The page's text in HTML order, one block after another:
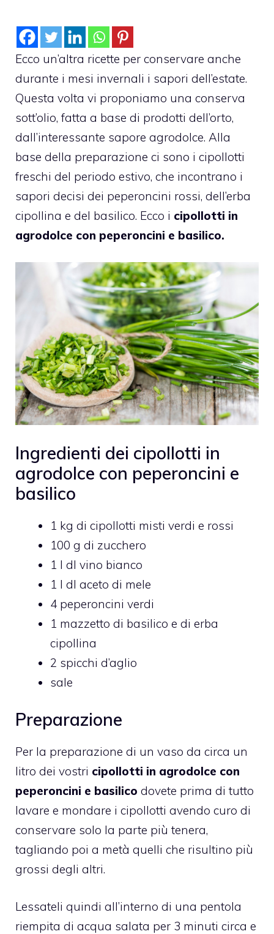
Ecco un’altra ricette per conservare anche
durante i mesi invernali i sapori dell’estate.
Questa volta vi proponiamo una conserva
sott’olio, fatta a base di prodotti dell’orto,
dall’interessante sapore agrodolce. Alla
base della preparazione ci sono i cipollotti
freschi del periodo estivo, che incontrano i
sapori decisi dei peperoncini rossi, dell’erba
cipollina e del basilico. Ecco i cipollotti in
agrodolce con peperoncini e basilico.
Ingredienti dei cipollotti in
agrodolce con peperoncini e
basilico
1 kg di cipollotti misti verdi e rossi
100 g di zucchero
1 l dl vino bianco
1 l dl aceto di mele
4 peperoncini verdi
1 mazzetto di basilico e di erba
cipollina
2 spicchi d’aglio
sale
Preparazione
Per la preparazione di un vaso da circa un
litro dei vostri cipollotti in agrodolce con
peperoncini e basilico dovete prima di tutto
lavare e mondare i cipollotti avendo curo di
conservare solo la parte più tenera,
tagliando poi a metà quelli che risultino più
grossi degli altri.
Lessateli quindi all’interno di una pentola
riempita di acqua salata per 3 minuti circa e